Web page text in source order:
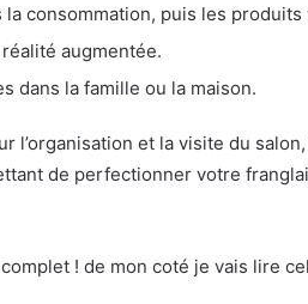
la consommation, puis les
augmentée.
dans la famille ou la maison.
l’organisation et la visite du
de perfectionner votre
! de mon coté je vais lire